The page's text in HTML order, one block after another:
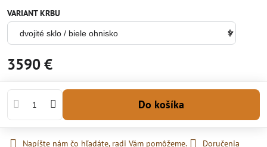
VARIANT KRBU
3590 €
Do košíka
Napíšte nám čo hľadáte, radi Vám pomôžeme.
Doručenia